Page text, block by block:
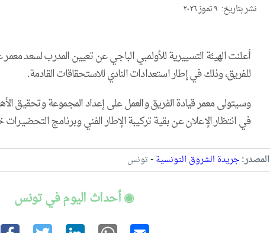
نشر بتاريخ: ٩ تموز ٢٠٢٦
أعلنت الهيئة التسييرية للأولمبي الباجي عن تعيين المدرب لسعد
للفريق، وذلك في إطار استعدادات النادي للاستحقاقات القادمة.
وسيتولى معمر قيادة الفريق والعمل على إعداد المجموعة وتحقيق
في انتظار الإعلان عن بقية تركيبة الإطار الفني وبرنامج التحضيرات
المصدر:جريدة الشروق التونسية-تونس
◉ أحداث اليوم في تونس